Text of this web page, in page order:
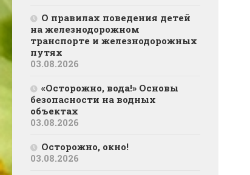
О правилах поведения детей
на железнодорожном
транспорте и железнодорожных
путях
03.08.2026
«Осторожно, вода!» Основы
безопасности на водных
объектах
03.08.2026
Осторожно, окно!
03.08.2026